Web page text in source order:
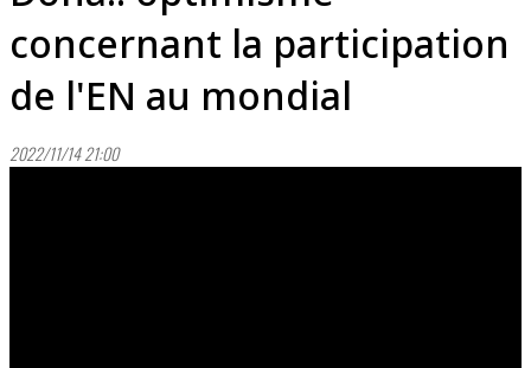
concernant la participation
de l'EN au mondial
2022/11/14 21:00